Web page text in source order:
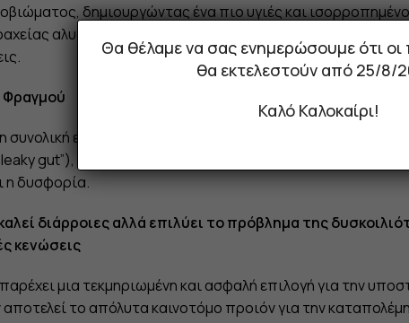
δημιουργώντας ένα πιο υγιές και
αλυσίδας (SCFAs) στο έντερο, τα οποία με τη σειρά
Φραγμού
συνολική εντερική λειτουργία και ενισχύει τη
gut”), αποτρέποντας τη μετατόπιση επιβλαβών
η δυσφορία.
διάρροιες αλλά επιλύει το πρόβλημα της
κενώσεις
μια τεκμηριωμένη και ασφαλή επιλογή για την
το απόλυτα καινοτόμο προιόν για την
Θα θέλαμε να σας ενημερώσουμε ότι οι
θα εκτελεστούν από 25/8/
Καλό Καλοκαίρι!